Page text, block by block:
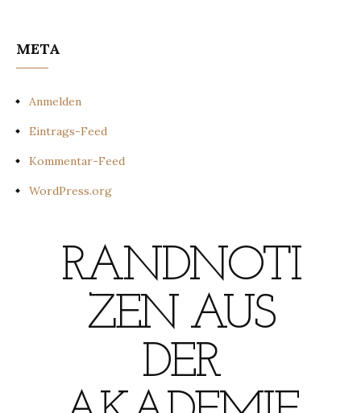
META
Anmelden
Eintrags-Feed
Kommentar-Feed
WordPress.org
RANDNOTI
ZEN AUS
DER